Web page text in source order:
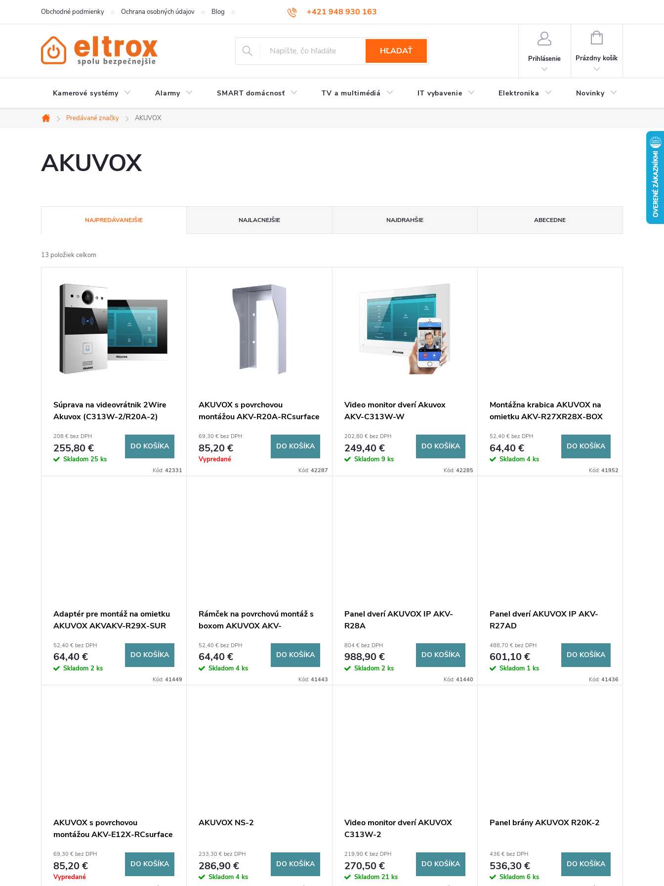
+421 948 930 163
Obchodné podmienky Ochrana osobných údajov Blog
HĽADAŤ
Prihlásenie
NÁKUPNÝ
Prázdny košík
Kamerové systémy Alarmy SMART domácnosť TV a multimédiá IT vybavenie Elektronika Novinky
Domov
Predávané značky AKUVOX
AKUVOX
a
d
NAJPREDÁVANEJŠIE NAJLACNEJŠIE NAJDRAHŠIE ABECEDNE
13 položiek celkom
d
Súprava na videovrátnik 2Wire
Akuvox (C313W-2/R20A-2)
208 € bez DPH
255,80 €
Skladom 25 ks
DO KOŠÍKA
Kód:42331
AKUVOX s povrchovou
montážou AKV-R20A-RCsurface
69,30 € bez DPH
85,20 €
Vypredané
DO KOŠÍKA
Kód: 42287
Video monitor dverí Akuvox
AKV-C313W-W
202,80 € bez DPH
249,40 €
Skladom 9 ks
DO KOŠÍKA
Kód: 42285
Montážna krabica AKUVOX na
omietku AKV-R27XR28X-BOX
52,40 € bez DPH
64,40 €
Skladom 4 ks
DO KOŠÍKA
Kód: 41952
Adaptér pre montáž na omietku
AKUVOX AKVAKV-R29X-SUR
52,40 € bez DPH
64,40 €
Skladom 2 ks
DO KOŠÍKA
Kód:41449
Rámček na povrchovú montáž s
boxom AKUVOX AKV-
52,40 € bez DPH
64,40 €
Skladom4 ks
DO KOŠÍKA
Kód: 41443
Panel dverí AKUVOX IP AKV-
R28A
804 € bez DPH
988,90 €
Skladom 2 ks
DO KOŠÍKA
Kód: 41440
Panel dverí AKUVOX IP AKV-
R27AD
488,70 € bez DPH
601,10 €
Skladom 1 ks
DO KOŠÍKA
Kód: 41436
AKUVOX s povrchovou
montážou AKV-E12X-RCsurface
69,30 € bez DPH
85,20 €
Vypredané
DO KOŠÍKA
AKUVOX NS-2
233,30 € bez DPH
286,90 €
Skladom4 ks
DO KOŠÍKA
Video monitor dverí AKUVOX
C313W-2
219,90 € bez DPH
270,50 €
Skladom 21 ks
DO KOŠÍKA
Panel brány AKUVOX R20K-2
436 € bez DPH
536,30 €
Skladom 6 ks
DO KOŠÍKA